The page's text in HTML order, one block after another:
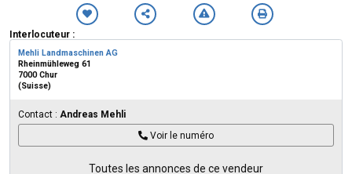
Interlocuteur :
Mehli Landmaschinen AG
Rheinmühleweg 61
7000 Chur
(Suisse)
Contact : Andreas Mehli
Voir le numéro
Toutes les annonces de ce vendeur